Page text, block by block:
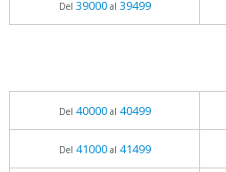
Del 39000al 39499
Del 40000al 40499
Del 41000al 41499